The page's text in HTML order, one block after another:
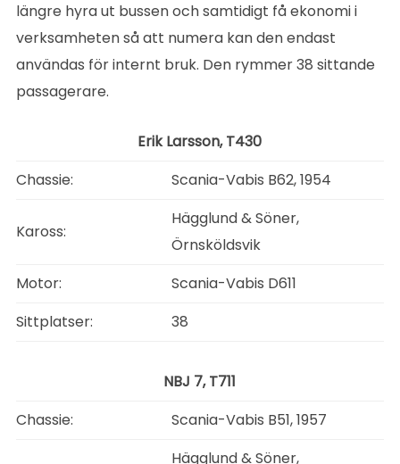
längre hyra ut bussen och samtidigt få ekonomi i
verksamheten så att numera kan den endast
användas för internt bruk. Den rymmer 38 sittande
passagerare.
Erik Larsson, T430
Chassie:
Scania-Vabis B62, 1954
Kaross:
Hägglund & Söner,
Örnsköldsvik
Motor:
Scania-Vabis D611
Sittplatser:
38
NBJ 7, T711
Chassie:
Scania-Vabis B51, 1957
Hägglund & Söner,